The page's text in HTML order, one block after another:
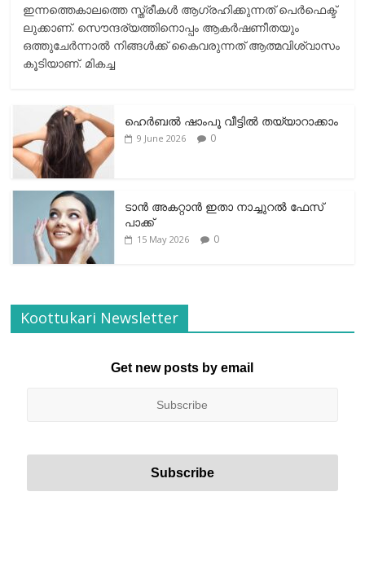
ഇന്നത്തെകാലത്തെ സ്ത്രീകള്‍ ആഗ്രഹിക്കുന്നത് പെര്‍ഫെക്ട്
ലുക്കാണ്. സൌന്ദര്യത്തിനൊപ്പം ആകര്‍ഷണീതയും
ഒത്തുചേര്‍ന്നാല്‍ നിങ്ങള്‍ക്ക് കൈവരുന്നത് ആത്മവിശ്വാസം
കൂടിയാണ്. മികച്ച
ഹെര്‍ബല്‍ ഷാംപൂ വീട്ടില്‍ തയ്യാറാക്കാം
9 June 2026 0
ടാന്‍ അകറ്റാന്‍ ഇതാ നാച്ചുറല്‍ ഫേസ്
പാക്ക്
15 May 2026 0
Koottukari Newsletter
Get new posts by email